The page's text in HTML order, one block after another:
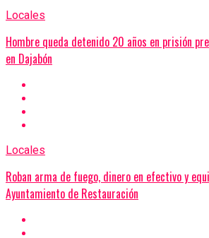
Locales
Hombre queda detenido 20 años en prisión
en Dajabón
Locales
Roban arma de fuego, dinero en efectivo y
Ayuntamiento de Restauración